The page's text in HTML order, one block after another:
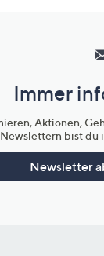
Immer
Aktionen,
Newslettern bist du
Newsletter